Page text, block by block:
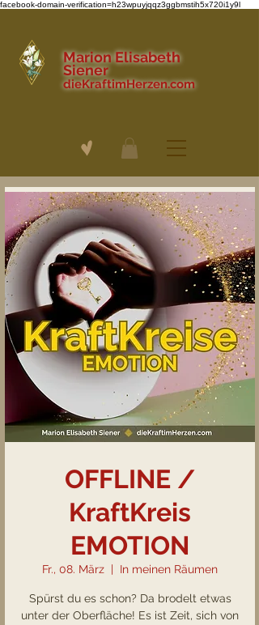
facebook-domain-verification=h23wpuyjqqz3ggbmstih5x720i1y9l
Marion Elisabeth
Siener
dieKraftimHerzen.com
OFFLINE /
KraftKreis
EMOTION
Fr., 08. März
  |
In meinen Räumen
Spürst du es schon? Da brodelt etwas
unter der Oberfläche! Es ist Zeit, sich von